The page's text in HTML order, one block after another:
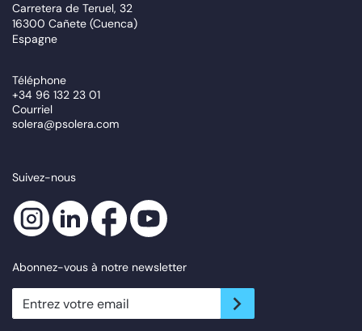
Carretera de Teruel, 32
16300 Cañete (Cuenca)
Espagne
Téléphone
+34 96 132 23 01
Courriel
solera@psolera.com
Suivez-nous
Abonnez-vous à notre newsletter
newsletter.suscribe